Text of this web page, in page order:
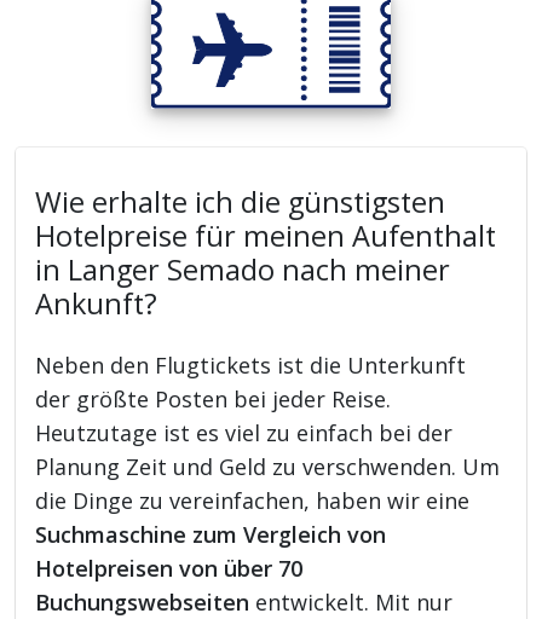
Wie erhalte ich die günstigsten
Hotelpreise für meinen Aufenthalt
in Langer Semado nach meiner
Ankunft?
Neben den Flugtickets ist die Unterkunft
der größte Posten bei jeder Reise.
Heutzutage ist es viel zu einfach bei der
Planung Zeit und Geld zu verschwenden. Um
die Dinge zu vereinfachen, haben wir eine
Suchmaschine zum Vergleich von
Hotelpreisen von über 70
Buchungswebseiten entwickelt. Mit nur